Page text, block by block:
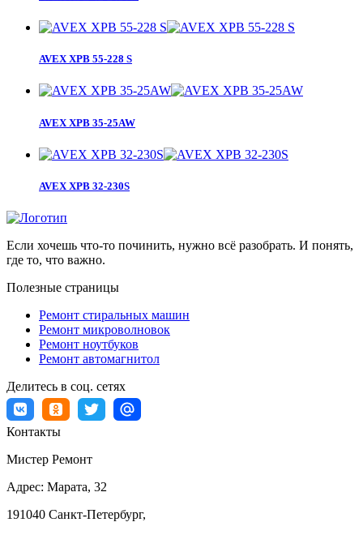
AVEX XPB 55-228 S
AVEX XPB 35-25AW
AVEX XPB 32-230S
Если хочешь что-то починить, нужно всё разобрать. И понять,
где то, что важно.
Полезные страницы
Ремонт стиральных машин
Ремонт микроволновок
Ремонт ноутбуков
Ремонт автомагнитол
Делитесь в соц. сетях
Контакты
Мистер Ремонт
Адрес: Марата, 32
191040 Санкт-Петербург,